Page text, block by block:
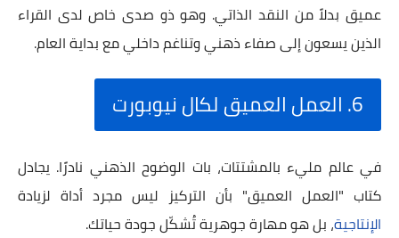
عميق بدلاً من النقد الذاتي. وهو ذو صدى خاص لدى القراء
الذين يسعون إلى صفاء ذهني وتناغم داخلي مع بداية العام.
6. العمل العميق لكال نيوبورت
في عالم مليء بالمشتتات، بات الوضوح الذهني نادرًا. يجادل
كتاب "العمل العميق" بأن التركيز ليس مجرد أداة لزيادة
الإنتاجية، بل هو مهارة جوهرية تُشكّل جودة حياتك.